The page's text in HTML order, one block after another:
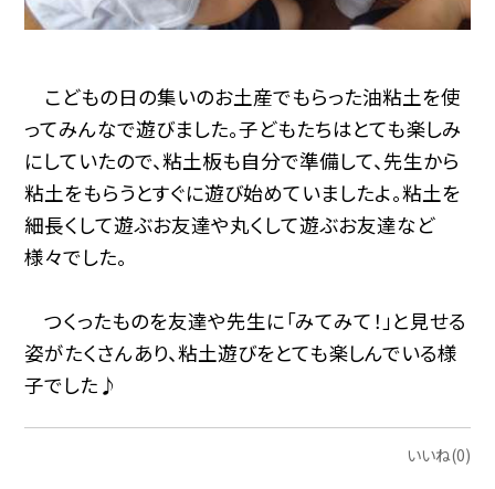
こどもの日の集いのお土産でもらった油粘土を使
ってみんなで遊びました。子どもたちはとても楽しみ
にしていたので、粘土板も自分で準備して、先生から
粘土をもらうとすぐに遊び始めていましたよ。粘土を
細長くして遊ぶお友達や丸くして遊ぶお友達など
様々でした。
つくったものを友達や先生に「みてみて！」と見せる
姿がたくさんあり、粘土遊びをとても楽しんでいる様
子でした♪
いいね(0)